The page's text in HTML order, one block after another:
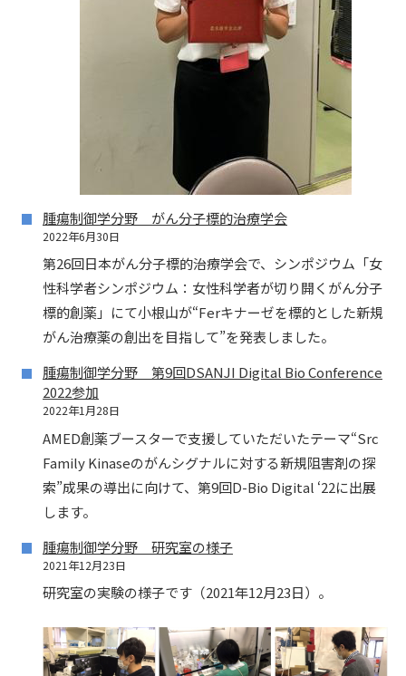
腫瘍制御学分野 がん分子標的治療学会
2022年6月30日
第26回日本がん分子標的治療学会で、シンポジウム「女
性科学者シンポジウム：女性科学者が切り開くがん分子
標的創薬」にて小根山が“Ferキナーゼを標的とした新規
がん治療薬の創出を目指して”を発表しました。
腫瘍制御学分野 第9回DSANJI Digital Bio Conference
2022参加
2022年1月28日
AMED創薬ブースターで支援していただいたテーマ“Src
Family Kinaseのがんシグナルに対する新規阻害剤の探
索”成果の導出に向けて、第9回D-Bio Digital ‘22に出展
します。
腫瘍制御学分野 研究室の様子
2021年12月23日
研究室の実験の様子です（2021年12月23日）。